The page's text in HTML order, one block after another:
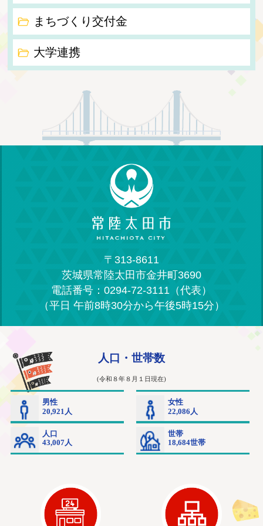
まちづくり交付金
大学連携
〒313-8611
茨城県常陸太田市金井町3690
電話番号：0294-72-3111（代表）
（平日 午前8時30分から午後5時15分）